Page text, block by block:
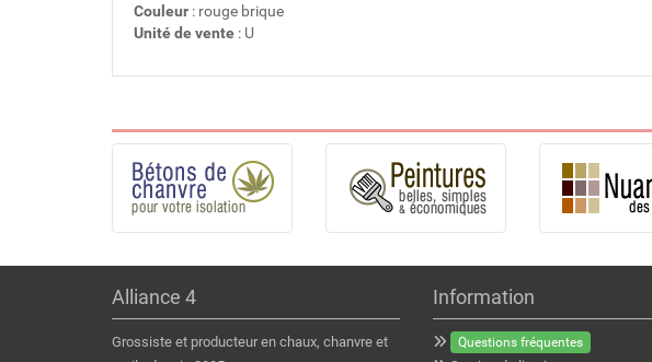
Couleur : rouge brique
Unité de vente : U
Alliance 4
Grossiste et producteur en chaux, chanvre et
Information
Questions fréquentes